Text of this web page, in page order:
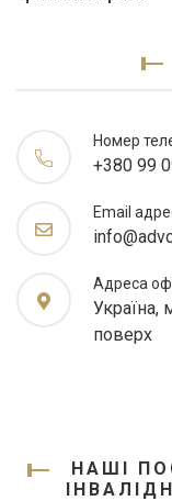
Номер
+380 99
Email
Адреса
Україна,
поверх
НАШІ